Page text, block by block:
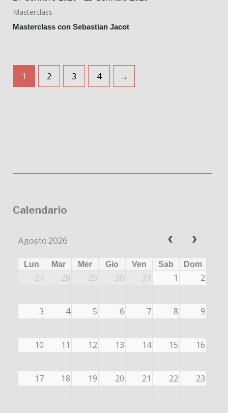
Masterclass
Masterclass con Sebastian Jacot
1 2 3 4 →
Calendario
Agosto 2026
Lun Mar Mer Gio Ven Sab Dom
27 28 29 30 31 1 2
3 4 5 6 7 8 9
10 11 12 13 14 15 16
17 18 19 20 21 22 23